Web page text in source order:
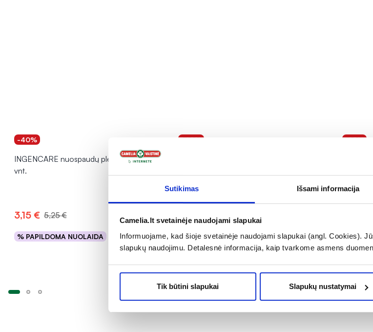
Sutikimas Išsami informacija
Camelia.lt svetainėje naudojami slapukai
Informuojame, kad šioje svetainėje naudojami slapukai (angl. Cookies).
slapukų naudojimu. Detalesnė informacija, kaip tvarkome asmens
Tik būtini slapukai Slapukų nustatymai
-40%
INGENCARE nuospaudų pleistrai, 10
vnt.
3,15 € 5,25 €
% PAPILDOMA NUOLAIDA
Į krepšelį
-40%
Įvertinimas 5.0 iš 5
1,62 € 2,70 €
% PAPILDOMA NUOLAIDA
Į krepšelį
-25%
%